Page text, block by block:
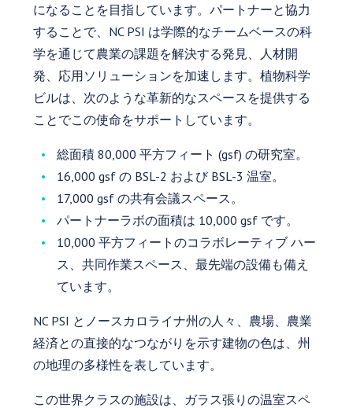
になることを目指しています。パートナーと協力
することで、NC PSI は学際的なチームベースの科
学を通じて農業の課題を解決する発見、人材開
発、応用ソリューションを加速します。植物科学
ビルは、次のような革新的なスペースを提供する
ことでこの使命をサポートしています。
総面積 80,000 平方フィート (gsf) の研究室。
16,000 gsf の BSL-2 および BSL-3 温室。
17,000 gsf の共有会議スペース。
パートナーラボの面積は 10,000 gsf です。
10,000 平方フィートのコラボレーティブ ハー
ス、共同作業スペース、最先端の設備も備え
ています。
NC PSI とノースカロライナ州の人々、農場、農業
経済との直接的なつながりを示す建物の色は、州
の地理の多様性を表しています。
この世界クラスの施設は、ガラス張りの温室スペ